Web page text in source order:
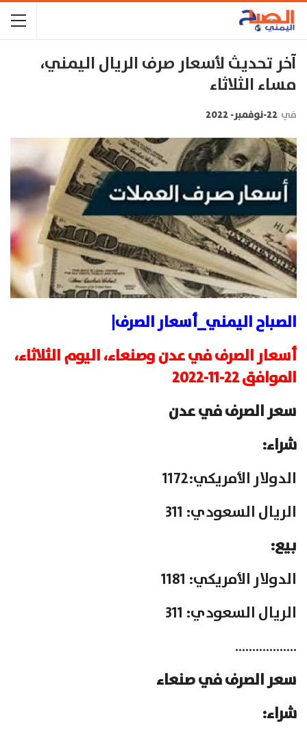
آخر تحديث لأسعار صرف الريال اليمني،
مساء الثلاثاء
في 22-نوفمبر- 2022
الصباح اليمني_أسعار الصرف|
أسعار الصرف في عدن وصنعاء، اليوم الثلاثاء،
الموافق 22-11-2022
سعر الصرف في عدن
شراء:
الدولار الأمريكي:1172
الريال السعودي: 311
بيع:
الدولار الأمريكي: 1181
الريال السعودي: 311
………………
سعر الصرف في صنعاء
شراء: